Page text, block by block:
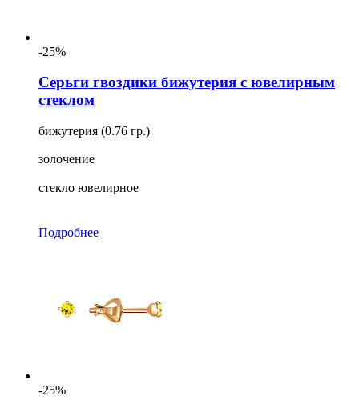
-25%
Серьги гвоздики бижутерия с ювелирным
стеклом
бижутерия (0.76 гр.)
золочение
стекло ювелирное
Подробнее
-25%